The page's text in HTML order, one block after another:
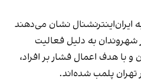
ایران‌اینترنشنال نشان می‌دهند
به دلیل فعالیت
و با هدف اعمال فشار بر افراد،
پلمب شده‌اند.